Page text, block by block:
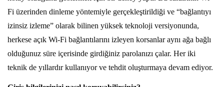
Fi üzerinden dinleme yöntemiyle gerçekleştirildiği ve “bağlantıyı
izinsiz izleme” olarak bilinen yüksek teknoloji versiyonunda,
herkese açık Wi-Fi bağlantılarını izleyen korsanlar aynı ağa bağlı
olduğunuz süre içerisinde girdiğiniz parolanızı çalar. Her iki
teknik de yıllardır kullanıyor ve tehdit oluşturmaya devam ediyor.